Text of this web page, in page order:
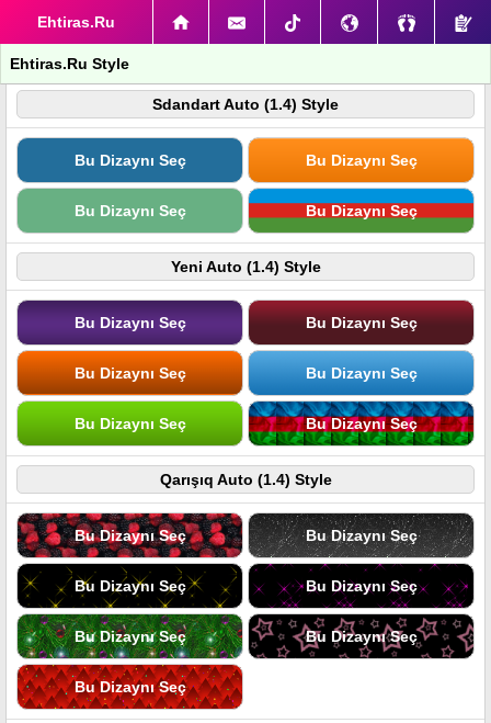
Ehtiras.Ru
Ehtiras.Ru Style
Sdandart Auto (1.4) Style
Bu Dizaynı Seç Bu Dizaynı Seç
Bu Dizaynı Seç Bu Dizaynı Seç
Yeni Auto (1.4) Style
Bu Dizaynı Seç Bu Dizaynı Seç
Bu Dizaynı Seç Bu Dizaynı Seç
Bu Dizaynı Seç Bu Dizaynı Seç
Qarışıq Auto (1.4) Style
Bu Dizaynı Seç Bu Dizaynı Seç
Bu Dizaynı Seç Bu Dizaynı Seç
Bu Dizaynı Seç Bu Dizaynı Seç
Bu Dizaynı Seç